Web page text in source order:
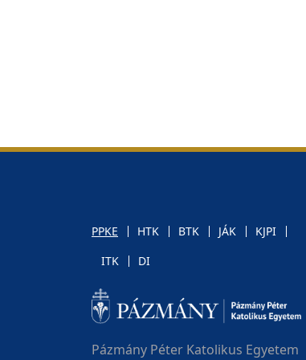
PPKE HTK BTK JÁK
KJPI
ITK
DI
Pázmány Péter Katolikus Egyetem